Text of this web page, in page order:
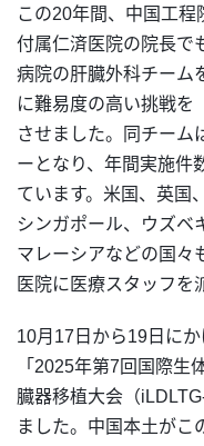
この20年間、中国工
付属仁済医院の院長で
病院の肝臓外科チーム
に難易度の高い挑戦を
させました。同チーム
ーとなり、年間実施件
ています。米国、英国
シンガポール、ウズベ
マレーシアなどの国々
医院に医療スタッフを
10月17日から19日に
「2025年第7回国際生
臓器移植大会（
ました。中国本土がこ